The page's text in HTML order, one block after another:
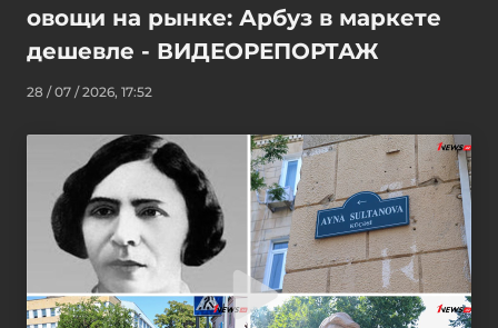
овощи на рынке: Арбуз в маркете
дешевле - ВИДЕОРЕПОРТАЖ
28 / 07 / 2026, 17:52